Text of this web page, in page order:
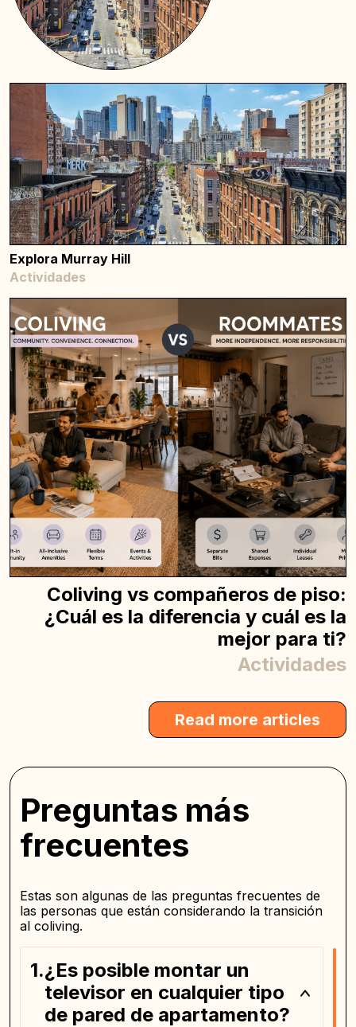
Explora Murray Hill
Actividades
Coliving vs compañeros de piso:
¿Cuál es la diferencia y cuál es la
mejor para ti?
Actividades
Read more articles
Preguntas más
frecuentes
Estas son algunas de las preguntas frecuentes de
las personas que están considerando la transición
al coliving.
¿Es posible montar un
televisor en cualquier tipo
de pared de apartamento?